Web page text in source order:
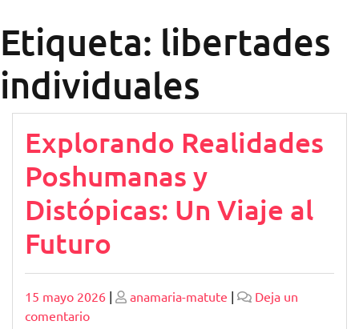
Etiqueta: libertades
individuales
Explorando Realidades
Poshumanas y
Distópicas: Un Viaje al
Futuro
Publicado
15 mayo 2026 | Publicado
anamaria-matute |
Deja un
comentarioen